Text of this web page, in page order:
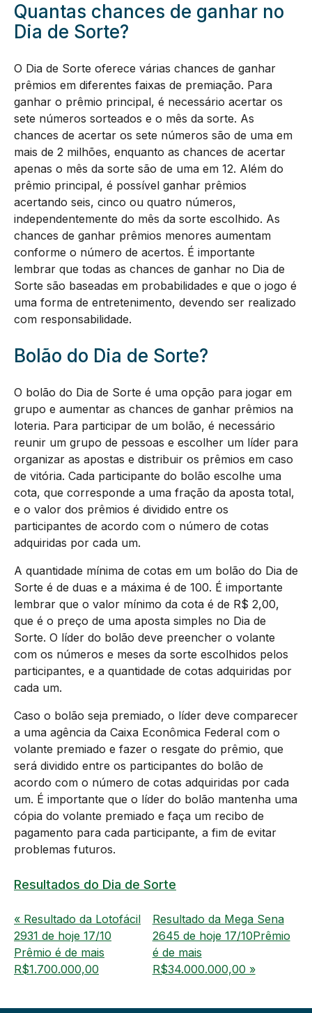
Quantas chances de ganhar no
Dia de Sorte?
O Dia de Sorte oferece várias chances de ganhar
prêmios em diferentes faixas de premiação. Para
ganhar o prêmio principal, é necessário acertar os
sete números sorteados e o mês da sorte. As
chances de acertar os sete números são de uma em
mais de 2 milhões, enquanto as chances de acertar
apenas o mês da sorte são de uma em 12. Além do
prêmio principal, é possível ganhar prêmios
acertando seis, cinco ou quatro números,
independentemente do mês da sorte escolhido. As
chances de ganhar prêmios menores aumentam
conforme o número de acertos. É importante
lembrar que todas as chances de ganhar no Dia de
Sorte são baseadas em probabilidades e que o jogo é
uma forma de entretenimento, devendo ser realizado
com responsabilidade.
Bolão do Dia de Sorte?
O bolão do Dia de Sorte é uma opção para jogar em
grupo e aumentar as chances de ganhar prêmios na
loteria. Para participar de um bolão, é necessário
reunir um grupo de pessoas e escolher um líder para
organizar as apostas e distribuir os prêmios em caso
de vitória. Cada participante do bolão escolhe uma
cota, que corresponde a uma fração da aposta total,
e o valor dos prêmios é dividido entre os
participantes de acordo com o número de cotas
adquiridas por cada um.
A quantidade mínima de cotas em um bolão do Dia de
Sorte é de duas e a máxima é de 100. É importante
lembrar que o valor mínimo da cota é de R$ 2,00,
que é o preço de uma aposta simples no Dia de
Sorte. O líder do bolão deve preencher o volante
com os números e meses da sorte escolhidos pelos
participantes, e a quantidade de cotas adquiridas por
cada um.
Caso o bolão seja premiado, o líder deve comparecer
a uma agência da Caixa Econômica Federal com o
volante premiado e fazer o resgate do prêmio, que
será dividido entre os participantes do bolão de
acordo com o número de cotas adquiridas por cada
um. É importante que o líder do bolão mantenha uma
cópia do volante premiado e faça um recibo de
pagamento para cada participante, a fim de evitar
problemas futuros.
Resultados do Dia de Sorte
« Resultado da Lotofácil
2931 de hoje 17/10
Prêmio é de mais
R$1.700.000,00
Resultado da Mega Sena
2645 de hoje 17/10Prêmio
é de mais
R$34.000.000,00 »